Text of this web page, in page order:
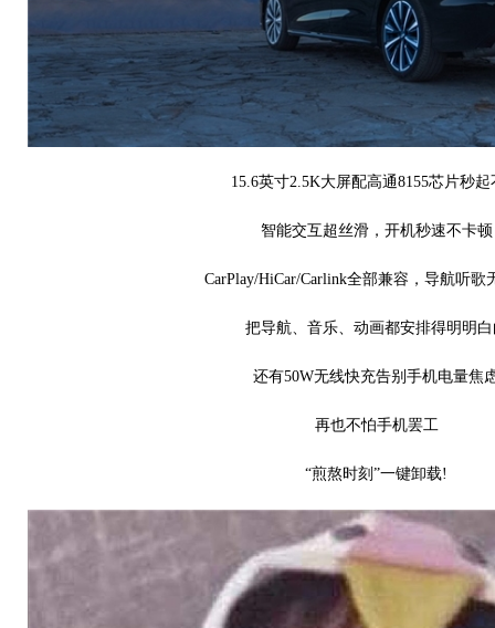
15.6英寸2.5K大屏配高通8155芯片秒起
智能交互超丝滑，开机秒速不卡顿
CarPlay/HiCar/Carlink全部兼容，导航听歌
把导航、音乐、动画都安排得明明
还有50W无线快充告别手机电量焦
再也不怕手机罢工
“煎熬时刻”一键卸载!